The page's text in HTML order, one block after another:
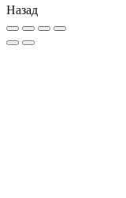
Назад